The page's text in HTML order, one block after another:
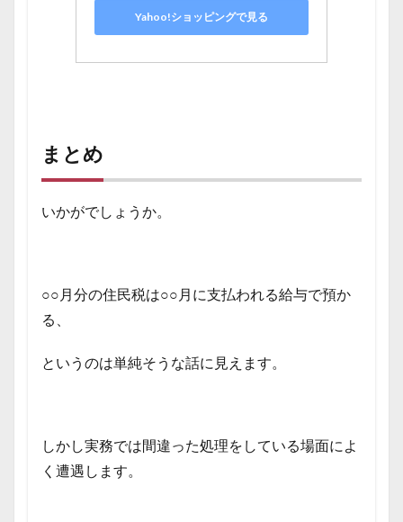
Yahoo!ショッピングで見る
まとめ
いかがでしょうか。
○○月分の住民税は○○月に支払われる給与で預か
る、
というのは単純そうな話に見えます。
しかし実務では間違った処理をしている場面によ
く遭遇します。